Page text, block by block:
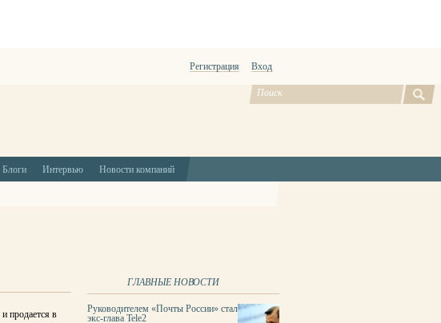
Регистрация Вход
Блоги Интервью Новости компаний
продается в
ГЛАВНЫЕ НОВОСТИ
Руководителем «Почты России» стал
экс-глава Tele2